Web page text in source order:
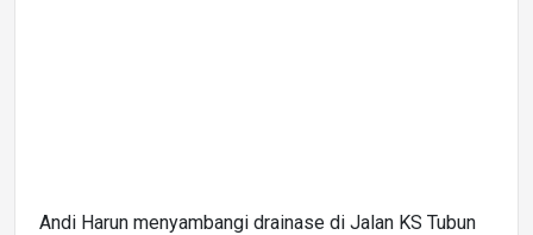
Andi Harun menyambangi drainase di Jalan KS Tubun